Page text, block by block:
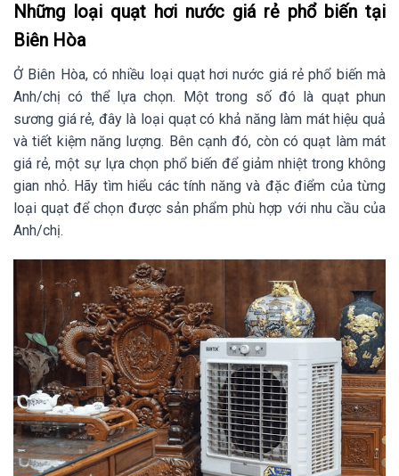
Những loại quạt hơi nước giá rẻ phổ biến tại
Biên Hòa
Ở Biên Hòa, có nhiều loại quạt hơi nước giá rẻ phổ biến mà
Anh/chị có thể lựa chọn. Một trong số đó là quạt phun
sương giá rẻ, đây là loại quạt có khả năng làm mát hiệu quả
và tiết kiệm năng lượng. Bên cạnh đó, còn có quạt làm mát
giá rẻ, một sự lựa chọn phổ biến để giảm nhiệt trong không
gian nhỏ. Hãy tìm hiểu các tính năng và đặc điểm của từng
loại quạt để chọn được sản phẩm phù hợp với nhu cầu của
Anh/chị.